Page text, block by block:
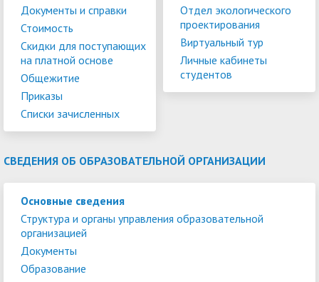
Документы и справки
Стоимость
Скидки для поступающих
на платной основе
Общежитие
Приказы
Списки зачисленных
Отдел экологического
проектирования
Виртуальный тур
Личные кабинеты
студентов
СВЕДЕНИЯ ОБ ОБРАЗОВАТЕЛЬНОЙ ОРГАНИЗАЦИИ
Основные сведения
Структура и органы управления образовательной
организацией
Документы
Образование